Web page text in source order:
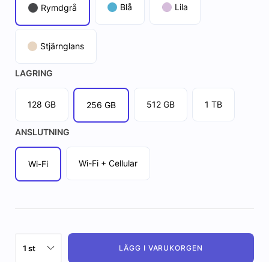
Rymdgrå Blå Lila
Stjärnglans
LAGRING
128 GB 256 GB 512 GB 1 TB
ANSLUTNING
Wi-Fi Wi-Fi + Cellular
LÄGG I VARUKORGEN